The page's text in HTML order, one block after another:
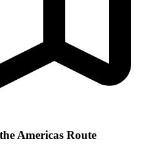
Americas Route